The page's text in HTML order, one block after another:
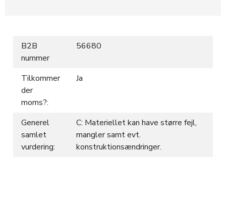
B2B
nummer
56680
Tilkommer
der
moms?:
Ja
Generel
samlet
vurdering:
C: Materiellet kan have større fejl,
mangler samt evt.
konstruktionsændringer.